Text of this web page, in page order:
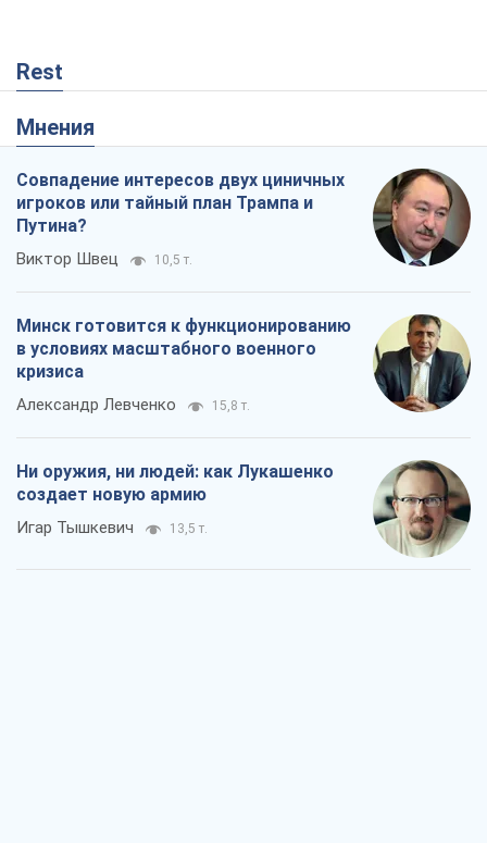
Rest
Мнения
Совпадение интересов двух циничных
игроков или тайный план Трампа и
Путина?
Виктор Швец 10,5 т.
Минск готовится к функционированию
в условиях масштабного военного
кризиса
Александр Левченко 15,8 т.
Ни оружия, ни людей: как Лукашенко
создает новую армию
Игар Тышкевич 13,5 т.